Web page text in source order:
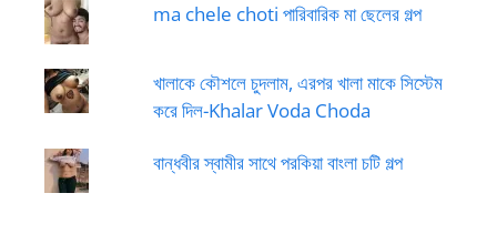
ma chele choti পারিবারিক মা ছেলের গল্প
খালাকে কৌশলে চুদলাম, এরপর খালা মাকে সিস্টেম
করে দিল-Khalar Voda Choda
বান্ধবীর স্বামীর সাথে পরকিয়া বাংলা চটি গল্প